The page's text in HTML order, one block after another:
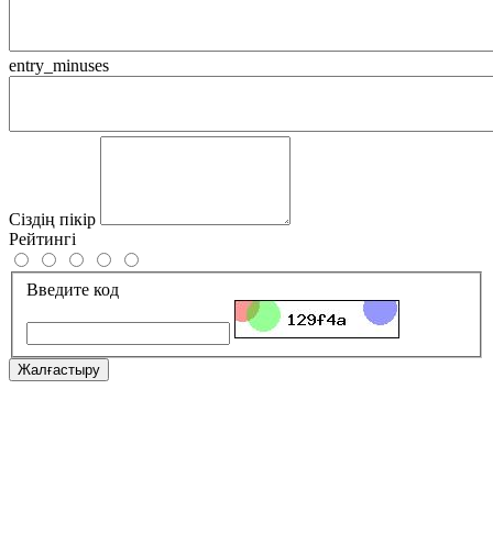
entry_minuses
Сіздің пікір
Рейтингі
Введите код
Жалғастыру